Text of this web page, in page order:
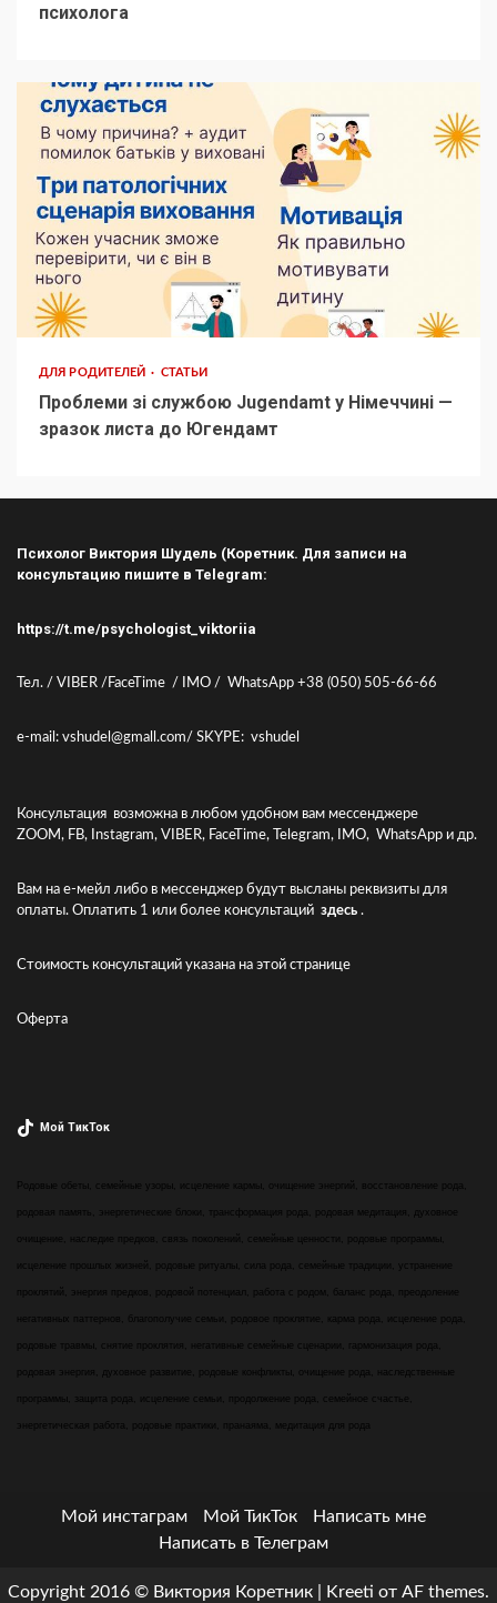
психолога
ДЛЯ РОДИТЕЛЕЙ СТАТЬИ
Проблеми зі службою Jugendamt у Німеччині —
зразок листа до Югендамт
Психолог Виктория Шудель (Коретник. Для записи на
консультацию пишите в Telegram:
https://t.me/psychologist_viktoriia
Тел. / VIBER /FaceTime / IMO / WhatsApp +38 (050) 505-66-66
e-mail: vshudel@gmall.com/ SKYPE: vshudel
Консультация возможна в любом удобном вам мессенджере
ZOOM, FB, Instagram, VIBER, FaceTime, Telegram, IMO, WhatsApp и др.
Вам на е-мейл либо в мессенджер будут высланы реквизиты для
оплаты. Оплатить 1 или более консультаций здесь .
Стоимость консультаций указана на этой странице
Оферта
Мой ТикТок
Родовые обеты, семейные узоры, исцеление кармы, очищение энергий, восстановление рода,
родовая память, энергетические блоки, трансформация рода, родовая медитация, духовное
очищение, наследие предков, связь поколений, семейные ценности, родовые программы,
исцеление прошлых жизней, родовые ритуалы, сила рода, семейные традиции, устранение
проклятий, энергия предков, родовой потенциал, работа с родом, баланс рода, преодоление
негативных паттернов, благополучие семьи, родовое проклятие, карма рода, исцеление рода,
родовые травмы, снятие проклятия, негативные семейные сценарии, гармонизация рода,
родовая энергия, духовное развитие, родовые конфликты, очищение рода, наследственные
программы, защита рода, исцеление семьи, продолжение рода, семейное счастье,
энергетическая работа, родовые практики, пранаяма, медитация для рода
Мой инстаграм Мой ТикТок
Написать мне
Написать в Телеграм
Copyright 2016 © Виктория Коретник Kreeti от AF themes.